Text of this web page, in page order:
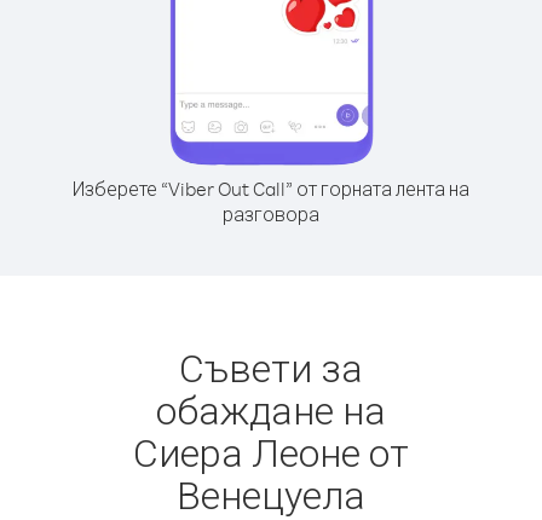
Изберете “Viber Out Call” от горната лента на
разговора
Съвети за
обаждане на
Сиера Леоне от
Венецуела